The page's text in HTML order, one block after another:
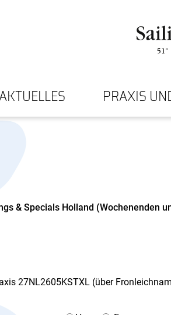
PRAXIS
& Specials Holland (Wochenenden
27NL2605KSTXL (über